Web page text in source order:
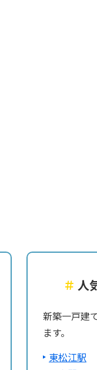
＃ 人
新築一戸建
ます。
東松江駅